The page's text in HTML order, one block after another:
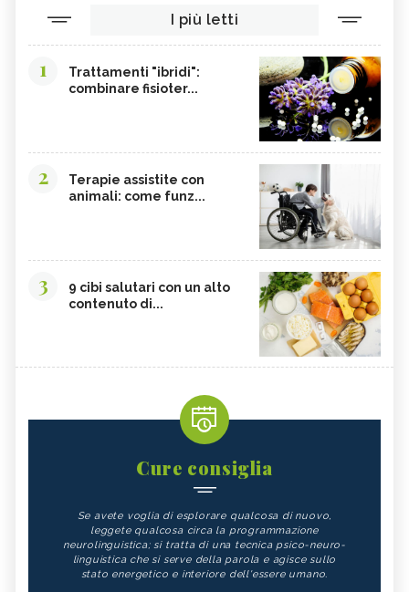
I più letti
1
Trattamenti "ibridi":
combinare fisioter...
2
Terapie assistite con
animali: come funz...
3
9 cibi salutari con un alto
contenuto di...
Cure consiglia
Se avete voglia di esplorare qualcosa di nuovo,
leggete qualcosa circa la programmazione
neurolinguistica; si tratta di una tecnica psico-neuro-
linguistica che si serve della parola e agisce sullo
stato energetico e interiore dell'essere umano.